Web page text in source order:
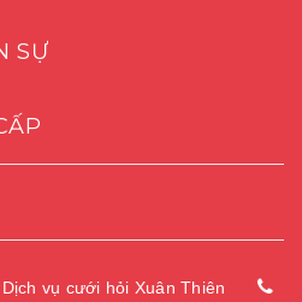
SỰ
Dịch vụ cưới hỏi Xuân Thiên